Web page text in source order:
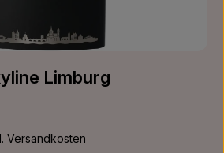
Limburg
Versandkosten